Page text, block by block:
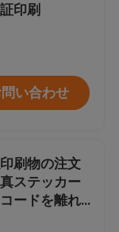
印刷
い合わせ
刷物の注文
ステッカー
ードを離れ